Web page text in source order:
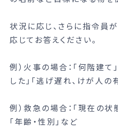
状況に応じ、さらに指令員
応じてお答えください。
例）火事の場合：「何階建て
した」「逃げ遅れ、けが人の
例）救急の場合：「現在の状
「年齢・性別」など